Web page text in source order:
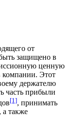
от
защищено в
ценную
компании. Этот
держателю
часть прибыли
[1], принимать
а также